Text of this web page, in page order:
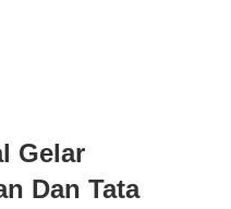
Gelar
Dan Tata